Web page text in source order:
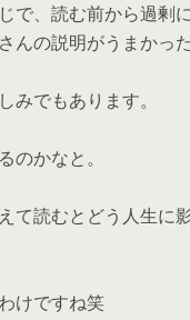
で、読む前から過剰
んの説明がうまかっ
みでもあります。
のかなと。
て読むとどう人生に
けですね笑